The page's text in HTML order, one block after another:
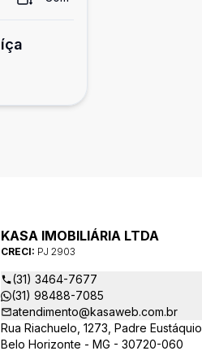
KASA IMOBILIÁRIA LTDA
CRECI: PJ 2903
(31) 3464-7677
(31) 98488-7085
atendimento@kasaweb.com.br
Rua Riachuelo, 1273, Padre Eustáquio,
Belo Horizonte - MG - 30720-060